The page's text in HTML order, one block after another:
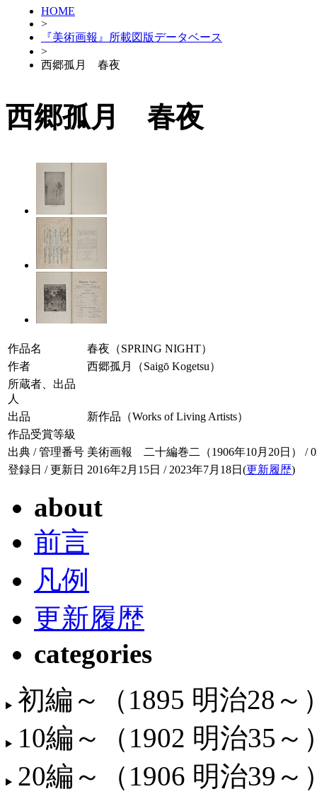
HOME
>
『美術画報』所載図版データベース
>
西郷孤月 春夜
西郷孤月 春夜
作品名
春夜（SPRING NIGHT）
作者
西郷孤月（Saigō Kogetsu）
所蔵者、出品
人
出品
新作品（Works of Living Artists）
作品受賞等級
出典 / 管理番号 美術画報 二十編巻二（1906年10月20日） /
登録日 / 更新日 2016年2月15日 / 2023年7月18日(更新履歴)
about
前言
凡例
更新履歴
categories
初編～（1895 明治28～
10編～（1902 明治35～
20編～（1906 明治39～